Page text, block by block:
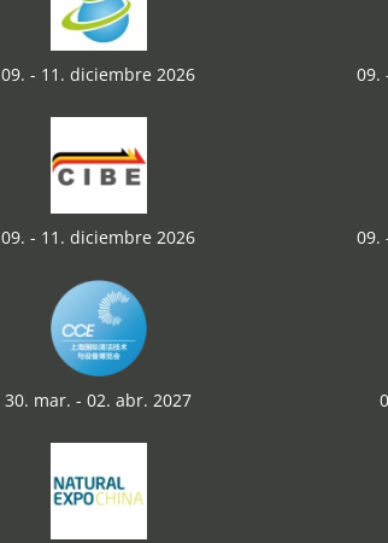
09. - 11. diciembre 2026 09.
09. - 11. diciembre 2026 09.
30. mar. - 02. abr. 2027